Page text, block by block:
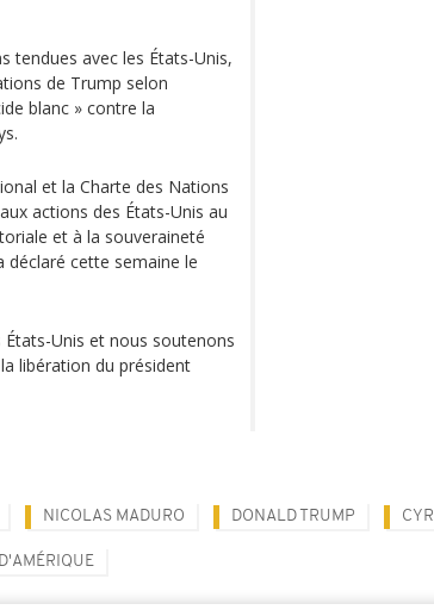
tendues avec les États-Unis,
de Trump selon
blanc » contre la
et la Charte des Nations
actions des États-Unis au
et à la souveraineté
déclaré cette semaine le
Unis et nous soutenons
libération du président
NICOLAS MADURO DONALD TRUMP